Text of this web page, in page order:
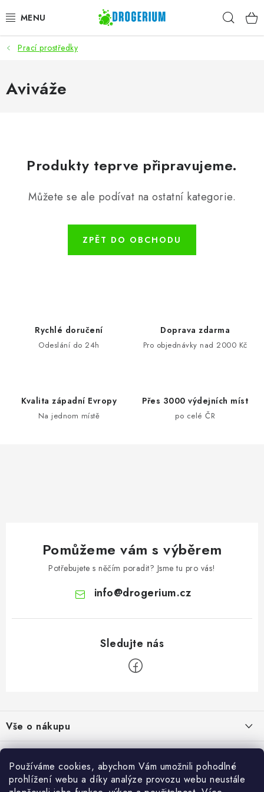
Používáme cookies, abychom Vám umožnili pohodlné
prohlížení webu a díky analýze provozu webu neustále
na
AKCE
PRACÍ PROSTŘEDKY
ZNAČKY
Prací prostředky
Aviváže
Produkty teprve připravujeme.
Můžete se ale podívat na ostatní kategorie.
ZPĚT DO OBCHODU
Rychlé doručení
Odeslání do 24h
Doprava zdarma
Pro objednávky nad 2000 Kč
Kvalita západní Evropy
Na jednom místě
Přes 3000 výdejních míst
po celé ČR
Pomůžeme vám s výběrem
Potřebujete s něčím poradit? Jsme tu pro vás!
info@drogerium.cz
p
a
Vše o nákupu
Doprava a platba
Obchodní podmínky
Akce
Nejoblíbenější značky